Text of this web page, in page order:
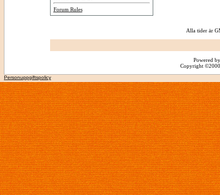
Forum Rules
Alla tider är
Powered
Copyright
Personuppgiftspolicy